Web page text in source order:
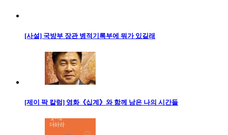
[사설] 국방부 장관 병적기록부에 뭐가 있길래
[제이 팍 칼럼] 영화《십계》와 함께 남은 나의 시간들